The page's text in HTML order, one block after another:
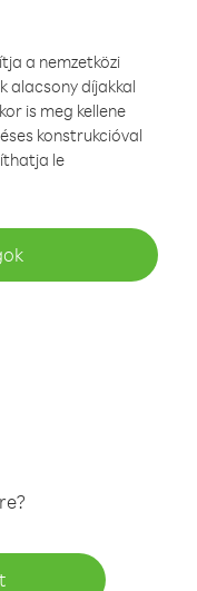
a nemzetközi
alacsony díjakkal
is meg kellene
konstrukcióval
le